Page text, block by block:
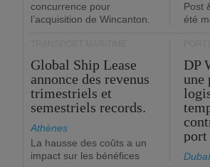
concurrence pour
l’acquisition de Wincanton.
Post
été
Global Ship Lease
annonce des revenus
trimestriels et
semestriels records.
Athènes
La hausse des coûts a un
impact sur les bénéfices
DP
une
port